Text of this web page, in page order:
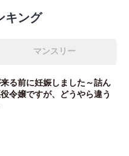
キング
マンスリー
る前に妊娠しました～詰ん
令嬢ですが、どうやら違う